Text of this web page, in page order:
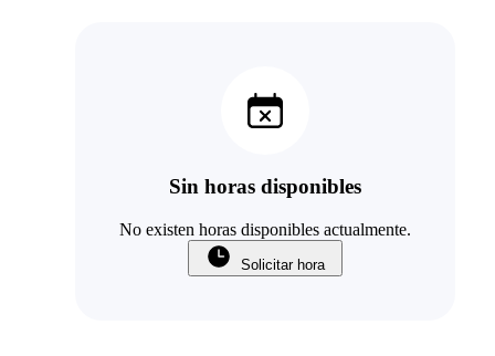
Sin horas disponibles
No existen horas disponibles actualmente.
Solicitar hora